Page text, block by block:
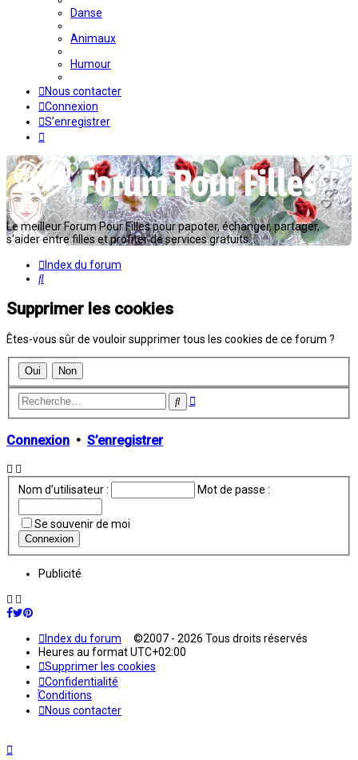
Danse
Animaux
Humour
Nous contacter
Connexion
S’enregistrer
Le meilleur Forum Pour Filles pour papoter, échanger, partager,
s'aider entre filles et profiter de services gratuits...
Index du forum
Rechercher
Supprimer les cookies
Êtes-vous sûr de vouloir supprimer tous les cookies de ce forum ?
Rechercher
Recherche
Connexion • S’enregistrer
Nom d’utilisateur : Mot de passe :
Se souvenir de moi
Publicité
Index du forum ©2007 - 2026 Tous droits réservés
Heures au formatUTC+02:00
Supprimer les cookies
Confidentialité
Conditions
Nous contacter